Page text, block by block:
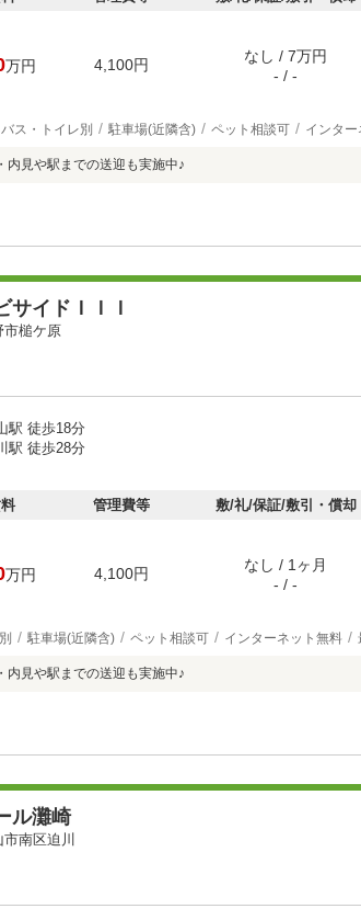
万円 4,100円
なし / 7万円
- / -
バス・トイレ別 駐車場(近隣含) ペット相談可 インタ
内見や駅までの送迎も実施中♪
サイドＩＩＩ
市槌ケ原
駅 徒歩18分
駅 徒歩28分
管理費等 敷/礼/保証/敷引・償却
万円 4,100円
なし / 1ヶ月
- / -
駐車場(近隣含) ペット相談可 インターネット無料
内見や駅までの送迎も実施中♪
ル灘崎
南区迫川